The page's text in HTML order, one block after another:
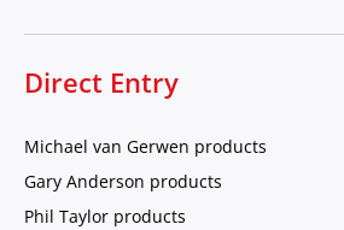
Direct Entry
Michael van Gerwen products
Gary Anderson products
Phil Taylor products